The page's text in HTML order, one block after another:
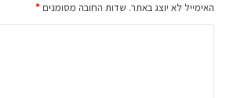
האימייל לא יוצג באתר. שדות החובה מסומנים *